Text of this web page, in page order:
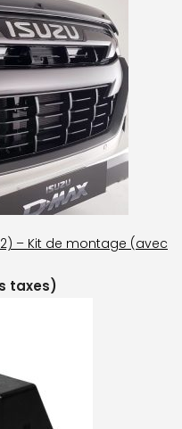
– Kit de montage (avec
taxes)